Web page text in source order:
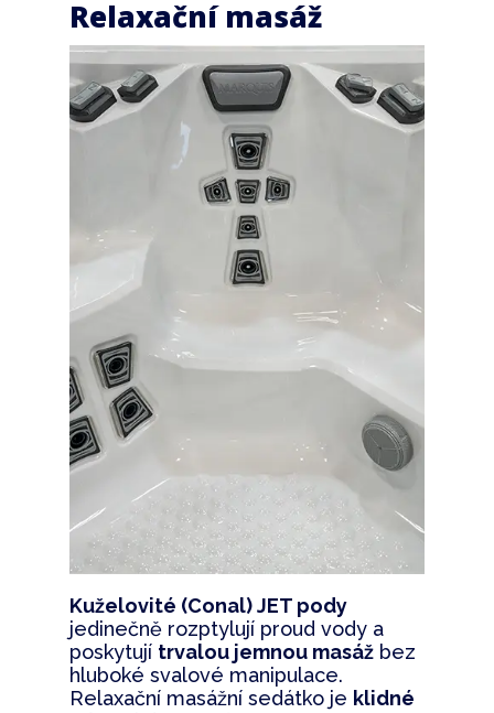
Relaxační masáž
Kuželovité (Conal) JET pody
jedinečně rozptylují proud vody a
poskytují trvalou jemnou masážbez
hluboké svalové manipulace.
Relaxační masážní sedátko je klidné